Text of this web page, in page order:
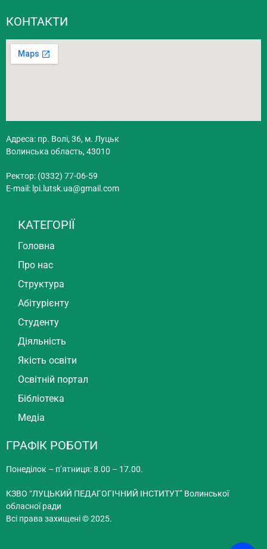
КОНТАКТИ
Адреса: пр. Волі, 36, м. Луцьк
Волинська область, 43010
Ректор: (0332) 77-06-59
E-mail: lpi.lutsk.ua@gmail.com
КАТЕГОРІЇ
Головна
Про нас
Структура
Абітурієнту
Студенту
Діяльність
Якість освіти
Освітній портал
Бібліотека
Медіа
ГРАФІК РОБОТИ
Понеділок – п’ятниця: 8.00 – 17.00.
КЗВО “ЛУЦЬКИЙ ПЕДАГОГІЧНИЙ ІНСТИТУТ” Волинської
обласної ради
Всі права захищені © 2025.